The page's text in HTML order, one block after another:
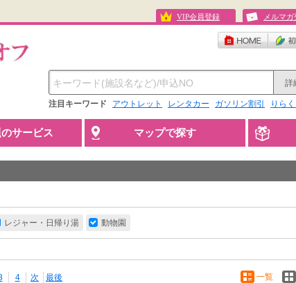
VIP会員登録 メルマガ
詳
注目キーワード アウトレット レンタカー ガソリン割引 りら
サービス マップで探す
レジャー・日帰り湯 動物園
4 次 最後 一覧